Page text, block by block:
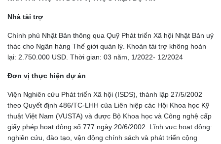
Nhà tài trợ
Chính phủ Nhật Bản thông qua Quỹ Phát triển Xã hội Nhật Bản uỷ
thác cho Ngân hàng Thế giới quản lý. Khoản tài trợ không hoàn
lại: 2.750.000 USD. Thời gian: 03 năm, 1/2022- 12/2024
Đơn vị thực hiện dự án
Viện Nghiên cứu Phát triển Xã hội (ISDS), thành lập 27/5/2002
theo Quyết định 486/TC-LHH của Liên hiệp các Hội Khoa học Kỹ
thuật Việt Nam (VUSTA) và được Bộ Khoa học và Công nghệ cấp
giấy phép hoạt động số 777 ngày 20/6/2002. Lĩnh vực hoạt động:
nghiên cứu, đào tạo, vận động chính sách và phát triển cộng